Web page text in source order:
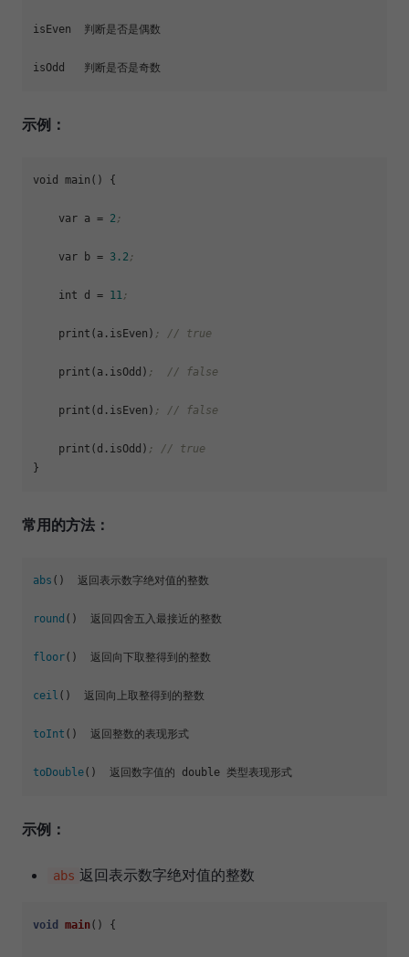
isEven  判断是否是偶数
示例：
void main() {
var a = 2 ;
var b = 3.2 ;
    int
d = 11;
print(a.isEven) ; // true
print(a.isOdd) ;  // false
print(d.isEven) ; // false
print(d.isOdd) ; // true
常用的方法：
abs ()  返回表示数字绝对值的整数
round ()  返回四舍五入最接近的整数
floor()  返回向下取整得到的整数
ceil ()  返回向上取整得到的整数
toInt ()  返回整数的表现形式
toDouble
示例：
abs 返回表示数字绝对值的整数
void main() {